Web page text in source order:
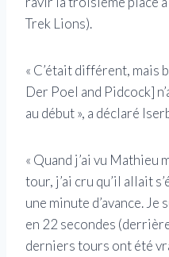
Trek Lions).
« C’était différent, mais
Der Poel and Pidcock]
au début », a déclaré
« Quand j’ai vu Mathieu
tour, j’ai cru qu’il allait
une minute d’avance.
en 22 secondes
derniers tours ont été